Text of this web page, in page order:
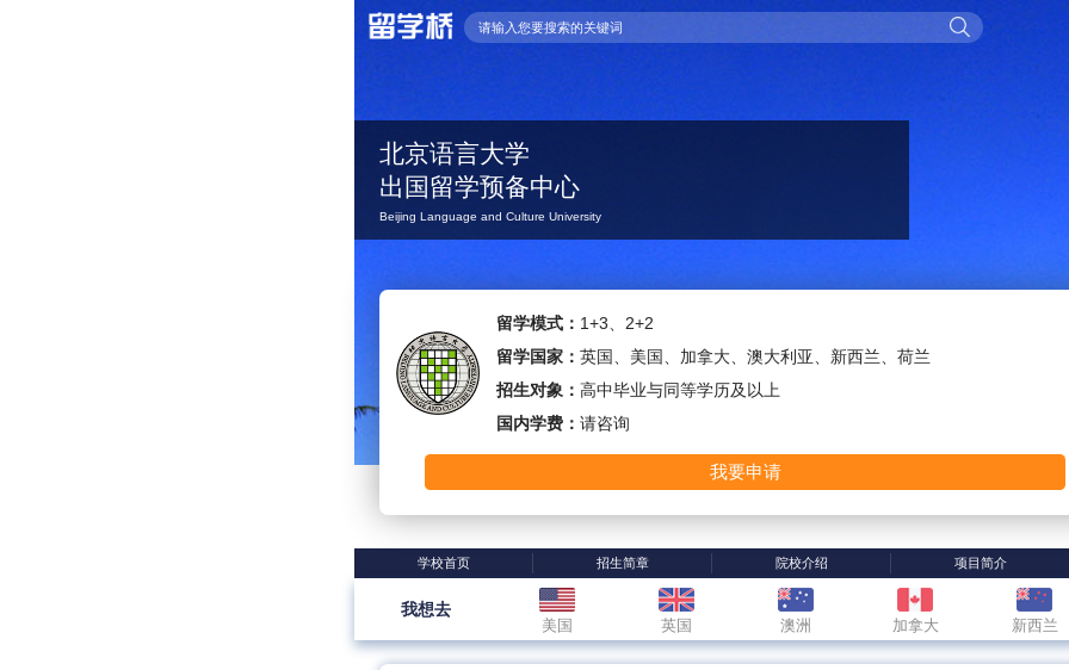
北京语言大学
出国留学预备中心
Beijing Language and Culture University
留学模式： 1+3、2+2
留学国家： 英国、美国、加拿大、澳大利亚、新西兰、荷兰
招生对象： 高中毕业与同等学历及以上
国内学费： 请咨询
我要申请
学校首页 招生简章 院校介绍 项目简介
我想去
美国 英国 澳洲 加拿大 新西兰